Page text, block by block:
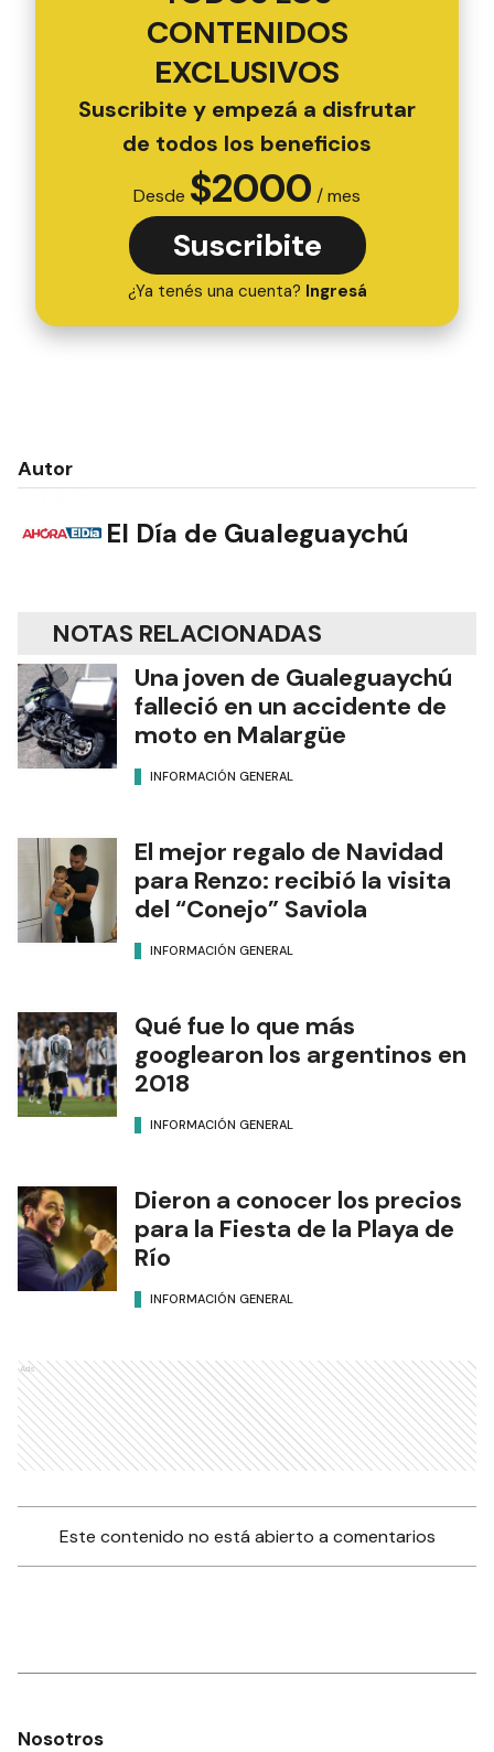
CONTENIDOS
EXCLUSIVOS
Suscribite y empezá a disfrutar
de todos los beneficios
Desde $2000 / mes
Suscribite
¿Ya tenés una cuenta? Ingresá
Autor
El Día de Gualeguaychú
NOTAS RELACIONADAS
Una joven de Gualeguaychú
falleció en un accidente de
moto en Malargüe
INFORMACIÓN GENERAL
El mejor regalo de Navidad
para Renzo: recibió la visita
del “Conejo” Saviola
INFORMACIÓN GENERAL
Qué fue lo que más
googlearon los argentinos en
2018
INFORMACIÓN GENERAL
Dieron a conocer los precios
para la Fiesta de la Playa de
Río
INFORMACIÓN GENERAL
Ads
Este contenido no está abierto a comentarios
Nosotros